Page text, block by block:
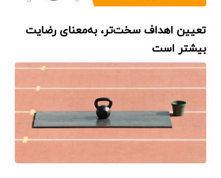
تعیین اهداف سخت‌تر، به‌معنای رضایت
بیشتر است